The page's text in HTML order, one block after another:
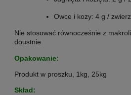
Owce i kozy: 4 g /
Nie stosować równocześnie z
doustnie
Opakowanie:
Produkt w proszku, 1kg, 25kg
Skład: